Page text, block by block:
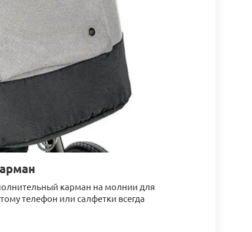
карман на молнии для
телефон или салфетки всегда